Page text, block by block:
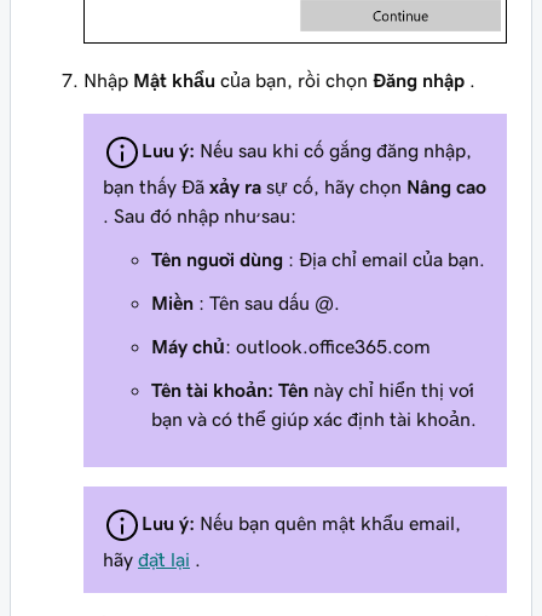
Nhập Mật khẩu của bạn, rồi chọn Đăng nhập
Lưu ý: Nếu sau khi cố gắng đăng nhập,
bạn thấy Đã xảy ra sự cố, hãy chọn Nâng cao
. Sau đó nhập như sau:
Tên người dùng : Địa chỉ email của bạn.
Miền : Tên sau dấu @.
Máy chủ: outlook.office365.com
Tên tài khoản: Tên này chỉ hiển thị với
bạn và có thể giúp xác định tài khoản.
Lưu ý: Nếu bạn quên mật khẩu email,
hãy đặt lại